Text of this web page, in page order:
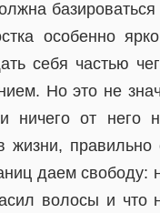
особенно
себя частью
Но это не
ничего от него
жизни,
даем свободу:
волосы и